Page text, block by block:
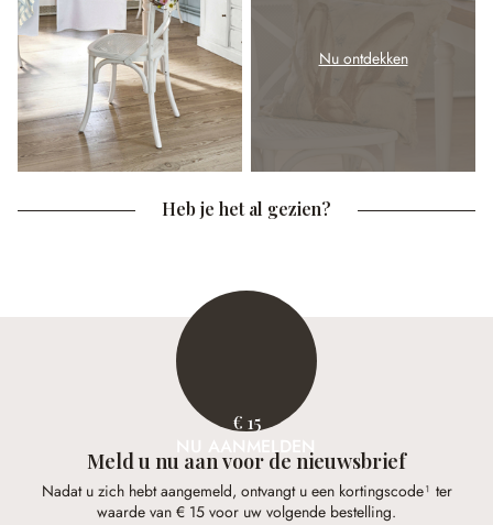
Nu ontdekken
Heb je het al gezien?
€ 15
NU AANMELDEN
Meld u nu aan voor de nieuwsbrief
Nadat u zich hebt aangemeld, ontvangt u een kortingscode¹ ter
waarde van € 15 voor uw volgende bestelling.